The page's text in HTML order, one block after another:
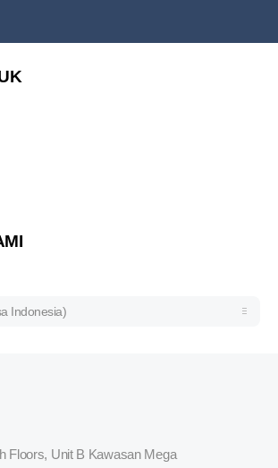
Indonesia)
Floors, Unit B Kawasan Mega